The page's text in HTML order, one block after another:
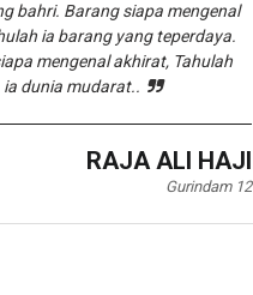
bahri. Barang siapa mengenal
ia barang yang teperdaya.
mengenal akhirat, Tahulah
ia dunia mudarat..
RAJA ALI HAJI
Gurindam 12